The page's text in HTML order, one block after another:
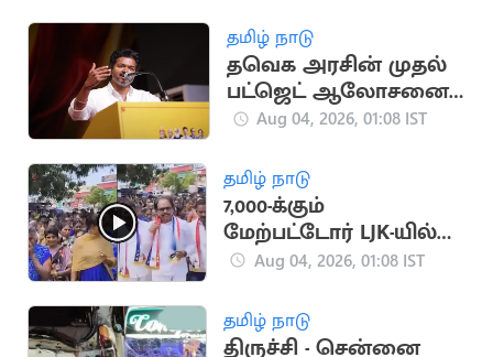
தமிழ் நாடு
தவெக அரசின் முதல்
பட்ஜெட் ஆலோசனைக்
கூட்டம்
Aug 04, 2026, 01:08 IST
தமிழ் நாடு
7,000-க்கும்
மேற்பட்டோர் LJK-யில்
இணைந்தனர்
Aug 04, 2026, 01:08 IST
தமிழ் நாடு
திருச்சி - சென்னை